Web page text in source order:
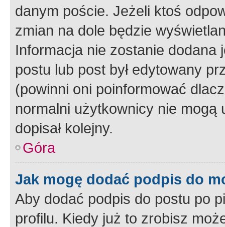
danym poście. Jeżeli ktoś
zmian na dole będzie
Informacja nie zostanie dodana
postu lub post był edytowany
(powinni oni poinformować
normalni użytkownicy nie
dopisał kolejny.
Góra
Jak mogę dodać podpis do
Aby dodać podpis do postu po
profilu. Kiedy już to zrobisz